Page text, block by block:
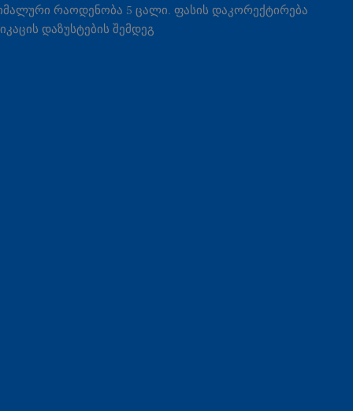
რაოდენობა 5 ცალი. ფასის დაკორექტირება
დაზუსტების შემდეგ